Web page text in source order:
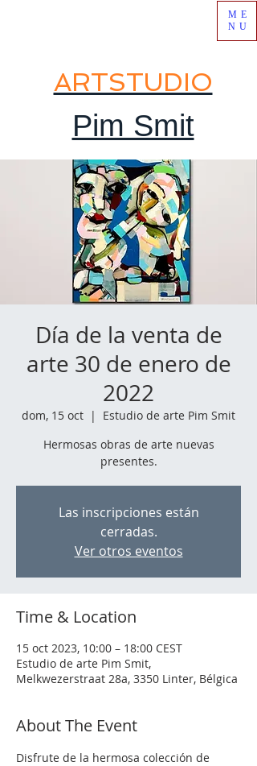
ARTSTUDIO
Pim Smit
ME
NU
Día de la venta de
arte 30 de enero de
2022
dom, 15 oct
  |
Estudio de arte Pim Smit
Hermosas obras de arte nuevas
presentes.
Las inscripciones están
cerradas.
Ver otros eventos
Time & Location
15 oct 2023, 10:00 – 18:00 CEST
Estudio de arte Pim Smit,
Melkwezerstraat 28a, 3350 Linter, Bélgica
About The Event
Disfrute de la hermosa colección de